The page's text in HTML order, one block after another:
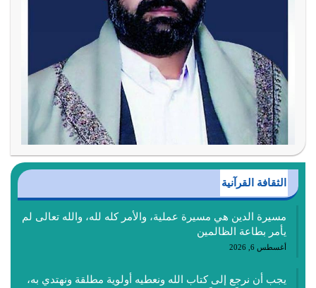
الثقافة القرآنية
مسيرة الدين هي مسيرة عملية، والأمر كله لله، والله تعالى لم
يأمر بطاعة الظالمين
أغسطس 6, 2026
يجب أن نرجع إلى كتاب الله ونعطيه أولوية مطلقة ونهتدي به،